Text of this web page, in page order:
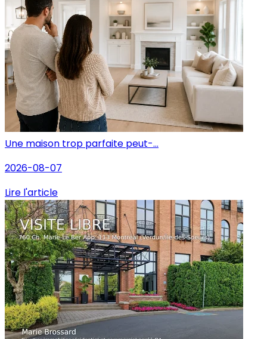
Une maison trop parfaite peut-...
2026-08-07
Lire l'article